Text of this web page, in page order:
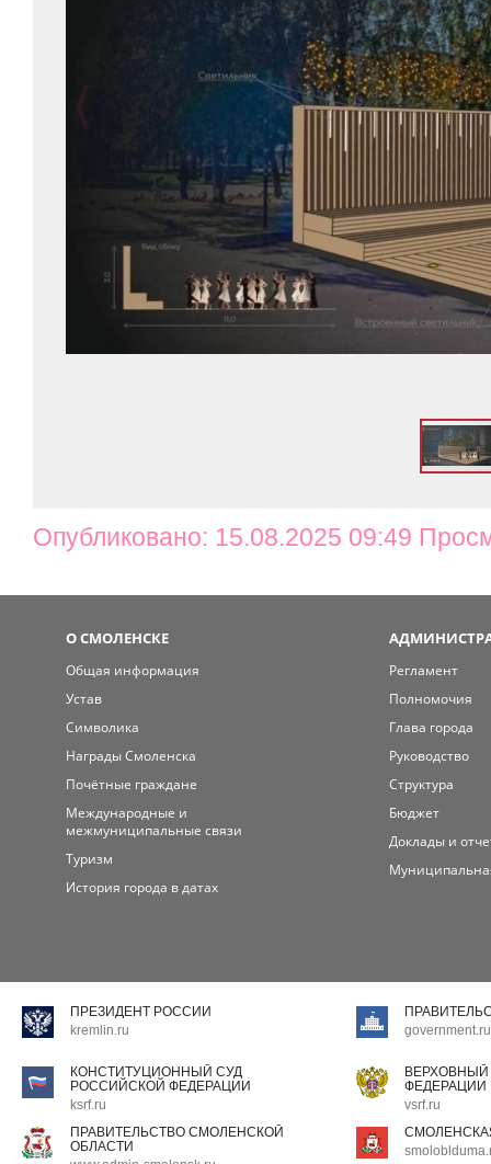
Опубликовано: 15.08.2025 09:49
О СМОЛЕНСКЕ
Общая информация
Устав
Символика
Награды Смоленска
Почётные граждане
Международные и
межмуниципальные связи
Туризм
История города в датах
Регламент
Полномочия
Глава города
Руководство
Структура
Бюджет
Доклады и
ПРЕЗИДЕНТ РОССИИ
kremlin.ru
government.ru
КОНСТИТУЦИОННЫЙ СУД
РОССИЙСКОЙ ФЕДЕРАЦИИ
ksrf.ru
ФЕДЕРАЦИИ
vsrf.ru
ПРАВИТЕЛЬСТВО СМОЛЕНСКОЙ
ОБЛАСТИ